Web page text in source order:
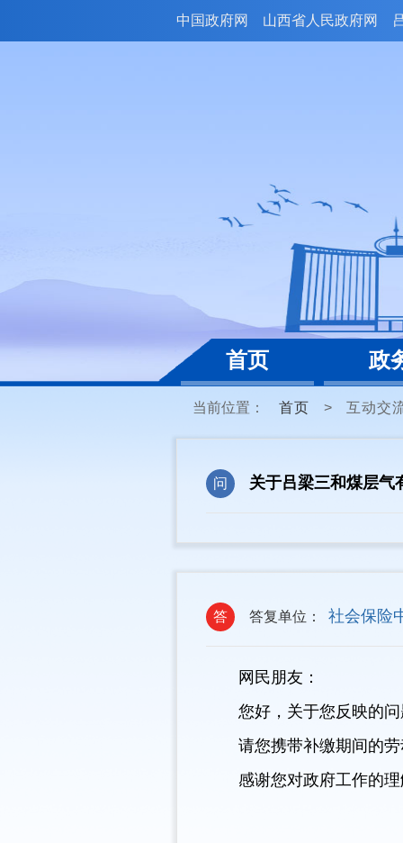
中国政府网 山西省人民政府网
首页 政
当前位置： 首页 > 互动交
问 关于吕梁三和煤层气
答 答复单位： 社会保险
网民朋友：
您好，关于您反映的
请您携带补缴期间的
感谢您对政府工作的